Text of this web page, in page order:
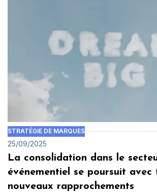
STRATÉGIE DE MARQUES
25/09/2025
La consolidation dans le
événementiel se poursuit avec
nouveaux rapprochements